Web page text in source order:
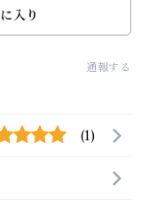
入り
通報する
(1)